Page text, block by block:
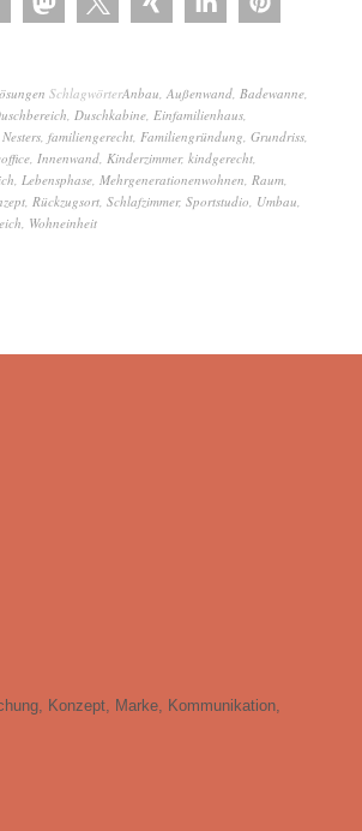
SchlagwörterAnbau Außenwand Badewanne
Duschkabine Einfamilienhaus
familiengerecht Familiengründung Grundriss
Innenwand Kinderzimmer, kindgerecht
Lebensphase Mehrgenerationenwohnen Raum
Rückzugsort Schlafzimmer, Sportstudio Umbau
Wohneinheit
Konzept, Marke, Kommunikation,